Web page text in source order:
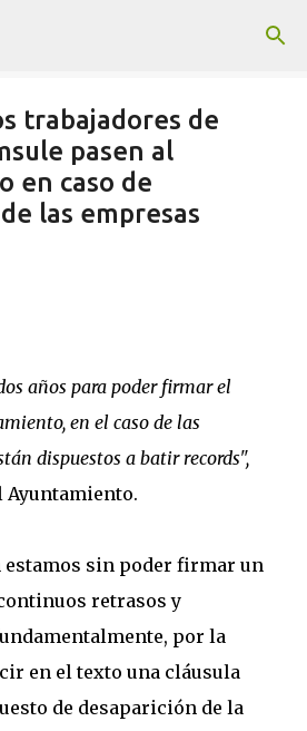
trabajadores de
pasen al
en caso de
las empresas
años para poder firmar el
en el caso de las
dispuestos a batir records",
Ayuntamiento.
estamos sin poder firmar un
retrasos y
por la
en el texto una cláusula
de desaparición de la